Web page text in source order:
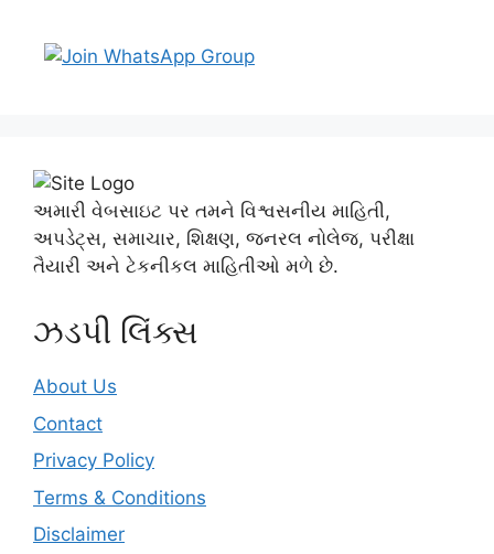
અમારી વેબસાઇટ પર તમને વિશ્વસનીય માહિતી,
અપડેટ્સ, સમાચાર, શિક્ષણ, જનરલ નોલેજ, પરીક્ષા
તૈયારી અને ટેકનીકલ માહિતીઓ મળે છે.
ઝડપી લિંક્સ
About Us
Contact
Privacy Policy
Terms & Conditions
Disclaimer